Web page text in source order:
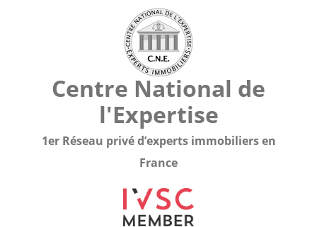
Centre National de
l'Expertise
1er Réseau privé d’experts immobiliers en
France